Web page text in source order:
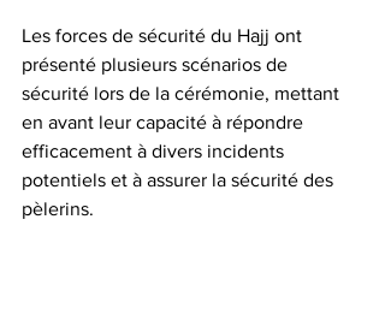
Les forces de sécurité du Hajj ont
présenté plusieurs scénarios de
sécurité lors de la cérémonie, mettant
en avant leur capacité à répondre
efficacement à divers incidents
potentiels et à assurer la sécurité des
pèlerins.